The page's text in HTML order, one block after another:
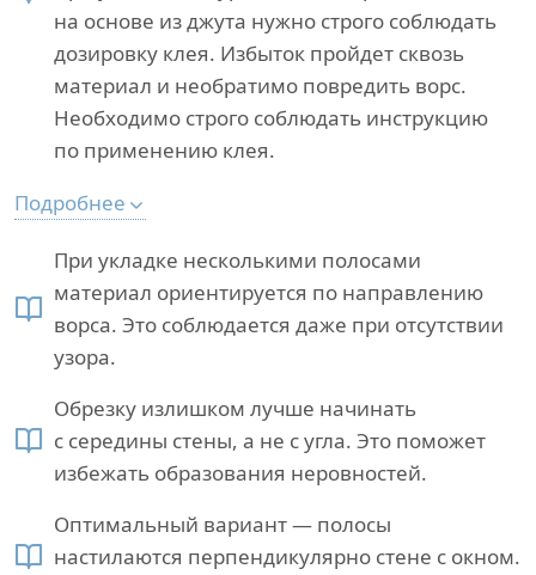
на основе из джута нужно строго соблюдать
дозировку клея. Избыток пройдет сквозь
материал и необратимо повредить ворс.
Необходимо строго соблюдать инструкцию
по применению клея.
Подробнее
При укладке несколькими полосами
материал ориентируется по направлению
ворса. Это соблюдается даже при отсутствии
узора.
Обрезку излишком лучше начинать
с середины стены, а не с угла. Это поможет
избежать образования неровностей.
Оптимальный вариант — полосы
настилаются перпендикулярно стене с окном.